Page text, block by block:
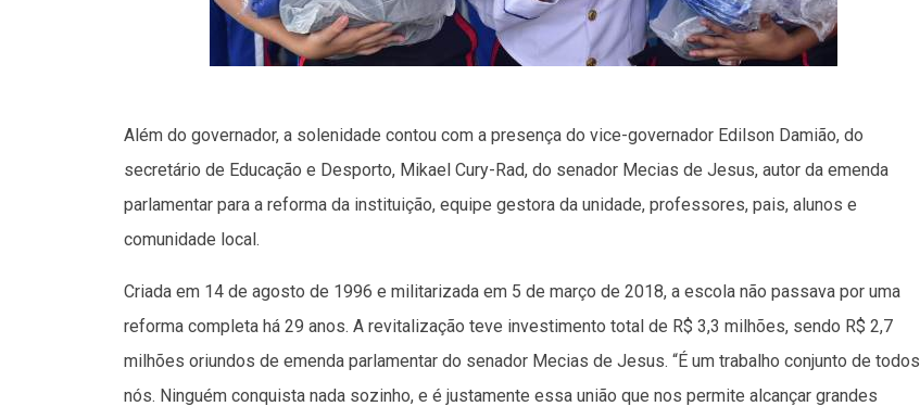
Além do governador, a solenidade contou com a presença do vice-governador Edilson Damião, do
secretário de Educação e Desporto, Mikael Cury-Rad, do senador Mecias de Jesus, autor da emenda
parlamentar para a reforma da instituição, equipe gestora da unidade, professores, pais, alunos e
comunidade local.
Criada em 14 de agosto de 1996 e militarizada em 5 de março de 2018, a escola não passava por uma
reforma completa há 29 anos. A revitalização teve investimento total de R$ 3,3 milhões, sendo R$ 2,7
milhões oriundos de emenda parlamentar do senador Mecias de Jesus. “É um trabalho conjunto de todos
nós. Ninguém conquista nada sozinho, e é justamente essa união que nos permite alcançar grandes